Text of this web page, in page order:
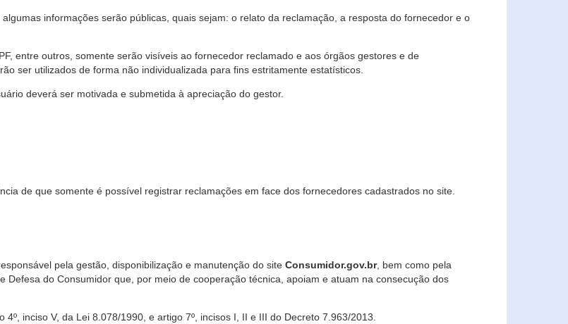
informações serão públicas, quais sejam: o relato da reclamação, a resposta do fornecedor e o
entre outros, somente serão visíveis ao fornecedor reclamado e aos órgãos gestores e de
ser utilizados de forma não individualizada para fins estritamente estatísticos.
deverá ser motivada e submetida à apreciação do gestor.
de que somente é possível registrar reclamações em face dos fornecedores cadastrados no site.
pela gestão, disponibilização e manutenção do site Consumidor.gov.br, bem como pela
do Consumidor que, por meio de cooperação técnica, apoiam e atuam na consecução dos
inciso V, da Lei 8.078/1990, e artigo 7º, incisos I, II e III do Decreto 7.963/2013.